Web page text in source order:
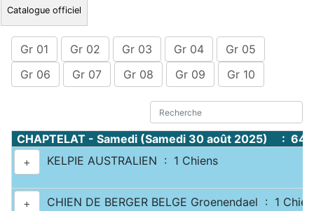
Catalogue officiel
Gr 01 Gr 02 Gr 03 Gr 04
Gr 05
Gr 06
Gr 07 Gr 08 Gr 09 Gr 10
CHAPTELAT - Samedi (Samedi 30 août 2025) :
+
KELPIE AUSTRALIEN : 1 Chiens
+ CHIEN DE BERGER BELGE Groenendael : 1